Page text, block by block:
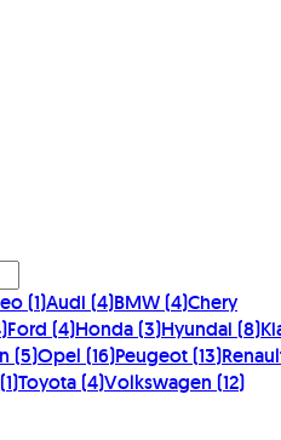
(1)Audi (4)BMW(4)Chery
)Ford (4)Honda(3)Hyundai (8)
(5)Opel (16)Peugeot(13)
(1)Toyota(4)Volkswagen (12)